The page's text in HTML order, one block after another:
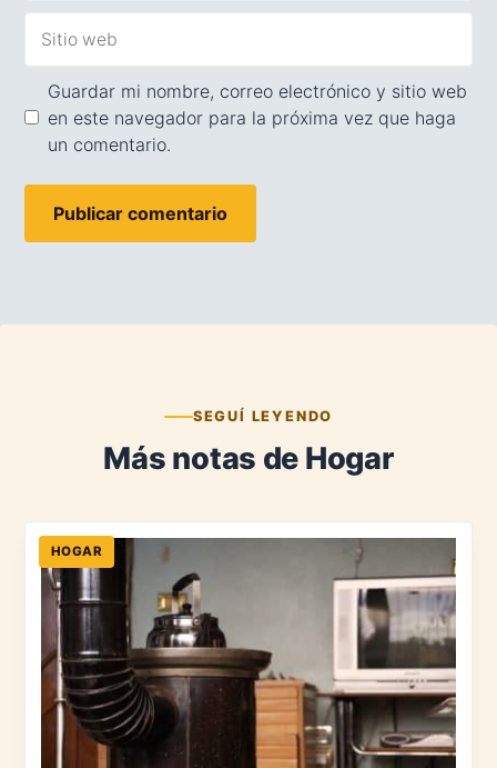
web
Guardar mi nombre, correo electrónico y sitio web
en este navegador para la próxima vez que haga
un comentario.
SEGUÍ LEYENDO
Más notas de Hogar
HOGAR